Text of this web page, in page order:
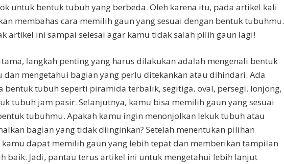
untuk bentuk tubuh yang berbeda. Oleh karena itu, pada artikel kali
membahas cara memilih gaun yang sesuai dengan bentuk tubuhmu.
artikel ini sampai selesai agar kamu tidak salah pilih gaun lagi!
langkah penting yang harus dilakukan adalah mengenali bentuk
mengetahui bagian yang perlu ditekankan atau dihindari. Ada
bentuk tubuh seperti piramida terbalik, segitiga, oval, persegi, lonjong,
tubuh jam pasir. Selanjutnya, kamu bisa memilih gaun yang sesuai
tubuhmu. Apakah kamu ingin menonjolkan lekuk tubuh atau
bagian yang tidak diinginkan? Setelah menentukan pilihan
kamu dapat memilih gaun yang lebih tepat dan memberikan tampilan
baik. Jadi, pantau terus artikel ini untuk mengetahui lebih lanjut